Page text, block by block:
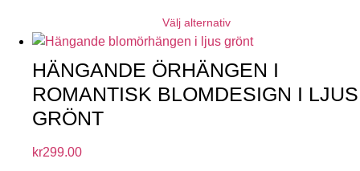
Välj alternativ
HÄNGANDE ÖRHÄNGEN I
ROMANTISK BLOMDESIGN I LJUS
GRÖNT
kr299.00